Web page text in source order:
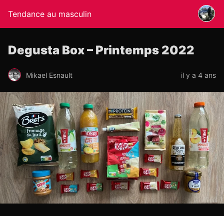
Tendance au masculin
Degusta Box – Printemps 2022
Mikael Esnault il y a 4 ans